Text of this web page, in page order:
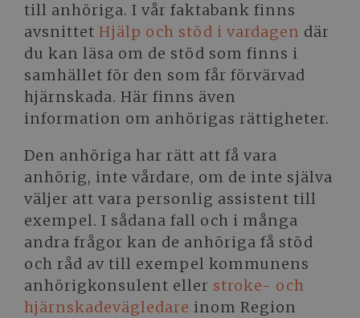
till anhöriga. I vår faktabank finns
avsnittet Hjälp och stöd i vardagen där
du kan läsa om de stöd som finns i
samhället för den som får förvärvad
hjärnskada. Här finns även
information om anhörigas rättigheter.
Den anhöriga har rätt att få vara
anhörig, inte vårdare, om de inte själva
väljer att vara personlig assistent till
exempel. I sådana fall och i många
andra frågor kan de anhöriga få stöd
och råd av till exempel kommunens
anhörigkonsulent eller stroke- och
hjärnskadevägledare inom Region